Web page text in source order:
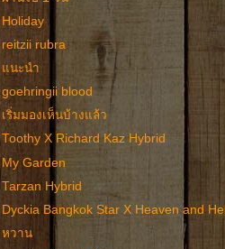
Holiday
reitzii rubra
แนะนำ
goehringii blood
เริ่มมองเห็นบ้างแล้ว
Toothy X Richard Kaz Hybrid
My Garden
Tarzan Hybrid
Dyckia Bangkok Star X Heaven and Hell
หวาน